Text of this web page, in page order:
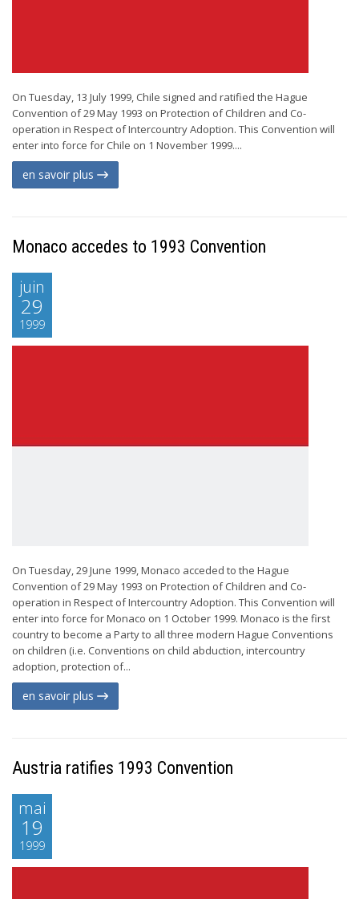
On Tuesday, 13 July 1999, Chile signed and ratified the Hague
Convention of 29 May 1993 on Protection of Children and Co-
operation in Respect of Intercountry Adoption. This Convention will
enter into force for Chile on 1 November 1999....
en savoir plus
Monaco accedes to 1993 Convention
juin
29
1999
On Tuesday, 29 June 1999, Monaco acceded to the Hague
Convention of 29 May 1993 on Protection of Children and Co-
operation in Respect of Intercountry Adoption. This Convention will
enter into force for Monaco on 1 October 1999. Monaco is the first
country to become a Party to all three modern Hague Conventions
on children (i.e. Conventions on child abduction, intercountry
adoption, protection of...
en savoir plus
Austria ratifies 1993 Convention
mai
19
1999